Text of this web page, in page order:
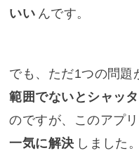
いい んです。
でも、ただ1つの問題
範囲でないとシャッ
のですが、このアプ
一気に解決 しました